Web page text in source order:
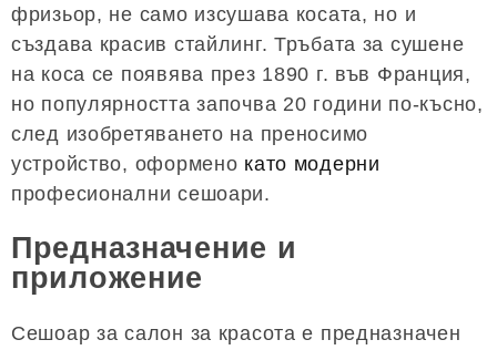
фризьор, не само изсушава косата, но и
създава красив стайлинг. Тръбата за сушене
на коса се появява през 1890 г. във Франция,
но популярността започва 20 години по-късно,
след изобретяването на преносимо
устройство, оформено като модерни
професионални сешоари.
Предназначение и
приложение
Сешоар за салон за красота е предназначен